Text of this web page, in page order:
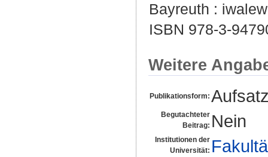
Bayreuth :
ISBN 978-3-
Weitere
Publikationsform:
Begutachteter
Beitrag: Nein
Institutionen der
Universität: